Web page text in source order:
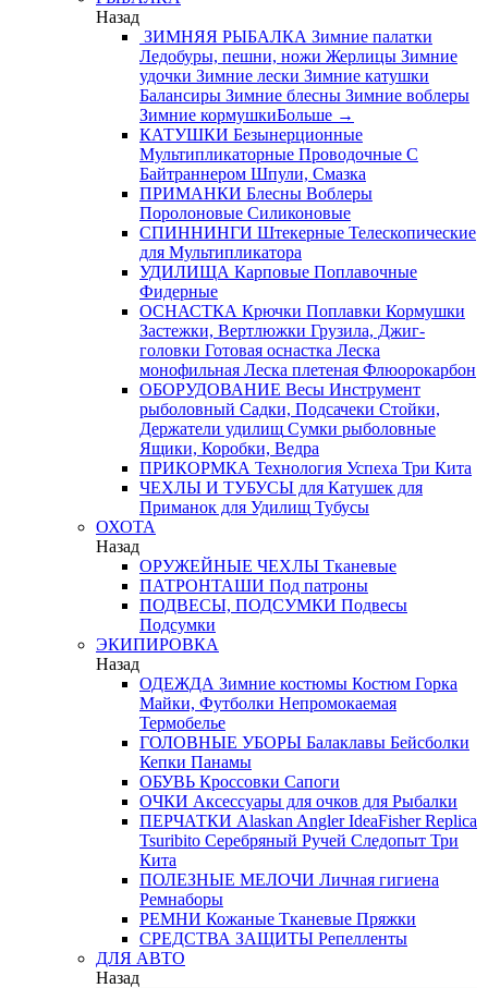
Назад
ЗИМНЯЯ РЫБАЛКА Зимние палатки
Ледобуры, пешни, ножи Жерлицы Зимние
удочки Зимние лески Зимние катушки
Балансиры Зимние блесны Зимние воблеры
Зимние кормушкиБольше →
КАТУШКИ Безынерционные
Мультипликаторные Проводочные С
Байтраннером Шпули, Смазка
ПРИМАНКИ Блесны Воблеры
Поролоновые Силиконовые
СПИННИНГИ Штекерные Телескопические
для Мультипликатора
УДИЛИЩА Карповые Поплавочные
Фидерные
ОСНАСТКА Крючки Поплавки Кормушки
Застежки, Вертлюжки Грузила, Джиг-
головки Готовая оснастка Леска
монофильная Леска плетеная Флюорокарбон
ОБОРУДОВАНИЕ Весы Инструмент
рыболовный Садки, Подсачеки Стойки,
Держатели удилищ Сумки рыболовные
Ящики, Коробки, Ведра
ПРИКОРМКА Технология Успеха Три Кита
ЧЕХЛЫ И ТУБУСЫ для Катушек для
Приманок для Удилищ Тубусы
ОХОТА
Назад
ОРУЖЕЙНЫЕ ЧЕХЛЫ Тканевые
ПАТРОНТАШИ Под патроны
ПОДВЕСЫ, ПОДСУМКИ Подвесы
Подсумки
ЭКИПИРОВКА
Назад
ОДЕЖДА Зимние костюмы Костюм Горка
Майки, Футболки Непромокаемая
Термобелье
ГОЛОВНЫЕ УБОРЫ Балаклавы Бейсболки
Кепки Панамы
ОБУВЬ Кроссовки Сапоги
ОЧКИ Аксессуары для очков для Рыбалки
ПЕРЧАТКИ Alaskan AnglerIdeaFisherReplica
Tsuribito Серебряный Ручей Следопыт Три
Кита
ПОЛЕЗНЫЕ МЕЛОЧИ Личная гигиена
Ремнаборы
РЕМНИ Кожаные Тканевые Пряжки
СРЕДСТВА ЗАЩИТЫ Репелленты
ДЛЯ АВТО
Назад